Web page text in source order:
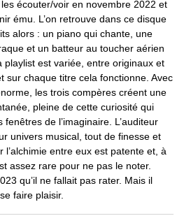
écouter/voir en novembre 2022 et
ému. L’on retrouve dans ce disque
alors : un piano qui chante, une
et un batteur au toucher aérien
playlist est variée, entre originaux et
sur chaque titre cela fonctionne. Avec
les trois compères créent une
pleine de cette curiosité qui
de l’imaginaire. L’auditeur
univers musical, tout de finesse et
l’alchimie entre eux est patente et, à
assez rare pour ne pas le noter.
qu’il ne fallait pas rater. Mais il
faire plaisir.